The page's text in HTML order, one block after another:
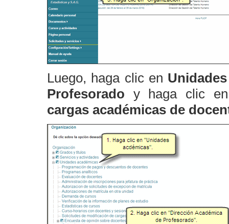
Luego, haga clic en
Profesorado y haga clic en
cargas académicas de